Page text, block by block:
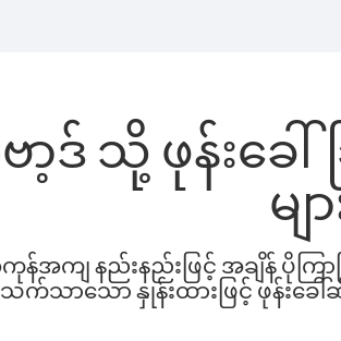
ာ့ဒ် သို့ ဖုန်းခ
မျ
အကျ နည်းနည်းဖြင့် အချိန် ပိုကြ
သက်သာသော နှုန်းထားဖြင့် ဖုန်းခ